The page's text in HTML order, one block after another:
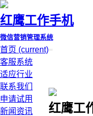
红鹰工作手机
微信营销管理系统
首页 (current)
客服系统
适应行业
联系我们
申请试用
新闻资讯
红鹰工